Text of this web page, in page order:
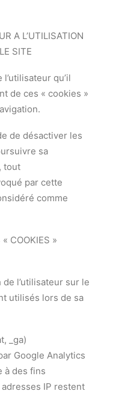
A L’UTILISATION
SITE
qu’il
de ces « cookies »
de désactiver les
sa
tout
par cette
comme
COOKIES »
de l’utilisateur sur le
utilisés lors de sa
_ga)
Google Analytics
à des fins
IP restent